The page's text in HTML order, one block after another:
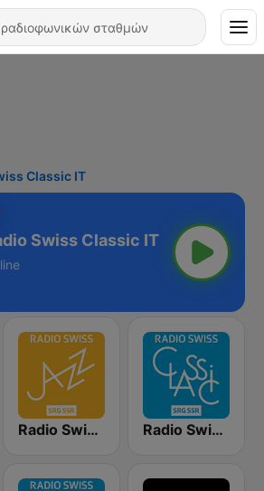
Classic IT
Swiss Classic IT
Radio Swiss Jazz Radio Swiss Classic FR